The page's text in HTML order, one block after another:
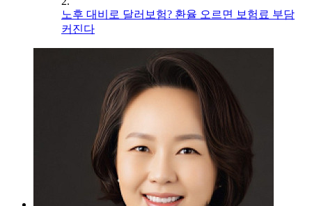
노후 대비로 달러보험? 환율 오르면 보험료 부담
커진다